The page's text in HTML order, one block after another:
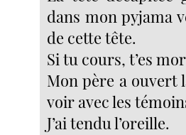
dans mon pyjama
de cette tête.
Si tu cours, t’es
Mon père a ouvert
voir avec les
J’ai tendu l’oreille.